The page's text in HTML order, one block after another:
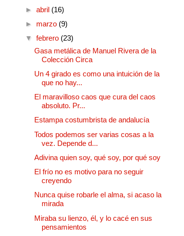
► abril (16)
► marzo (9)
▼ febrero (23)
Gasa metálica de Manuel Rivera de la
Colección Circa
Un 4 girado es como una intuición de la
que no hay...
El maravilloso caos que cura del caos
absoluto. Pr...
Estampa costumbrista de andalucía
Todos podemos ser varias cosas a la
vez. Depende d...
Adivina quien soy, qué soy, por qué soy
El frío no es motivo para no seguir
creyendo
Nunca quise robarle el alma, si acaso la
mirada
Miraba su lienzo, él, y lo cacé en sus
pensamientos